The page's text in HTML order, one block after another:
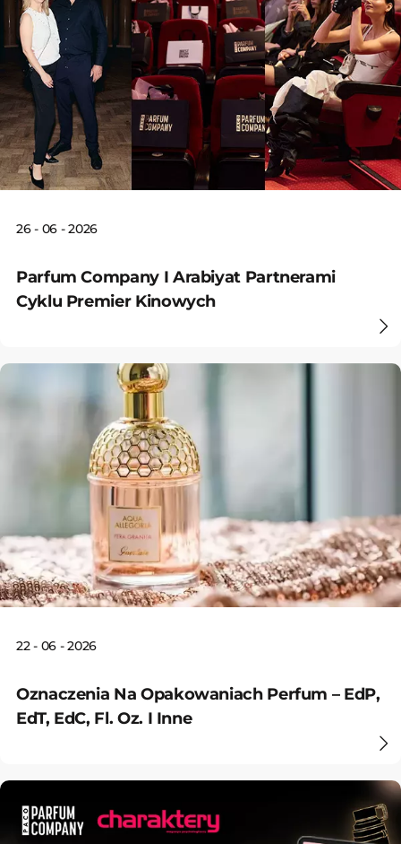
26 - 06 - 2026
Parfum Company I Arabiyat Partnerami
Cyklu Premier Kinowych
22 - 06 - 2026
Oznaczenia Na Opakowaniach Perfum – EdP,
EdT, EdC, Fl. Oz. I Inne